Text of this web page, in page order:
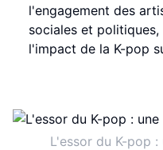
l'engagement des
sociales et
l'impact de la K-pop
L'essor du K-pop